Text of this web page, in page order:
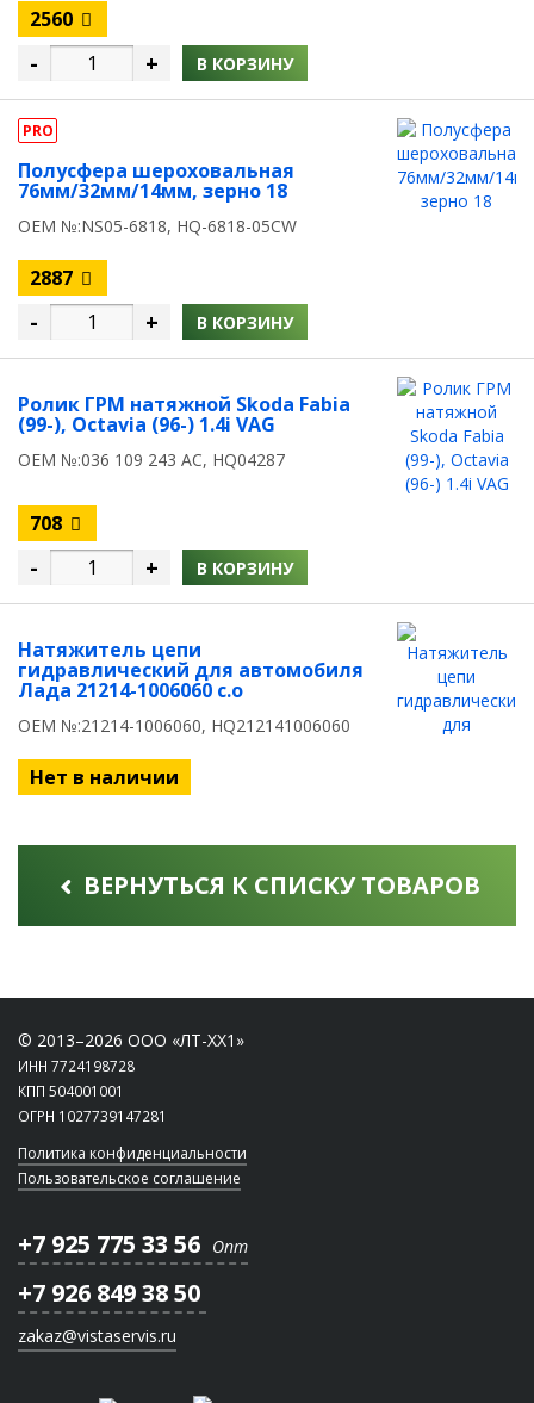
2560
- + В КОРЗИНУ
PRO
Полусфера шероховальная
76мм/32мм/14мм, зерно 18
OEM №:NS05-6818, HQ-6818-05CW
2887
- + В КОРЗИНУ
Ролик ГРМ натяжной Skoda Fabia
(99-), Octavia (96-) 1.4i VAG
OEM №:036 109 243 AC, HQ04287
708
- + В КОРЗИНУ
Натяжитель цепи
гидравлический для автомобиля
Лада 21214-1006060 с.о
OEM №:21214-1006060, HQ212141006060
Нет в наличии
ВЕРНУТЬСЯ К СПИСКУ ТОВАРОВ
© 2013–2026 ООО «ЛТ-ХХ1»
ИНН 7724198728
КПП 504001001
ОГРН 1027739147281
Политика конфиденциальности
Пользовательское соглашение
+7 925 775 33 56 Опт
+7 926 849 38 50
zakaz@vistaservis.ru